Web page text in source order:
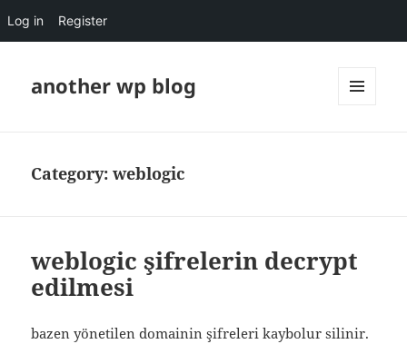
Log in Register
another wp blog
Category:weblogic
weblogic şifrelerin decrypt
edilmesi
bazen yönetilen domainin şifreleri kaybolur silinir.